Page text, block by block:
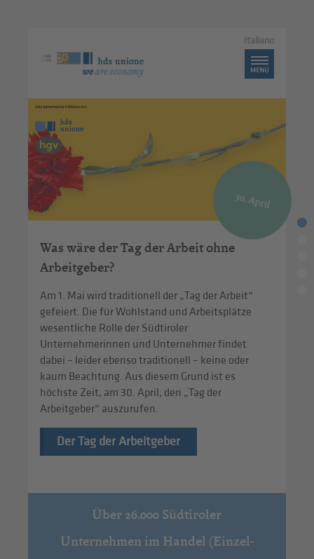
Italiano
Was wäre der Tag der Arbeit ohne
Arbeitgeber?
Am 1. Mai wird traditionell der „Tag der Arbeit“
gefeiert. Die für Wohlstand und Arbeitsplätze
wesentliche Rolle der Südtiroler
Unternehmerinnen und Unternehmer findet
dabei – leider ebenso traditionell – keine oder
kaum Beachtung. Aus diesem Grund ist es
höchste Zeit, am 30. April, den „Tag der
Arbeitgeber“ auszurufen.
Der Tag der Arbeitgeber
30. April
Über 26.000 Südtiroler
Unternehmen im Handel (Einzel-